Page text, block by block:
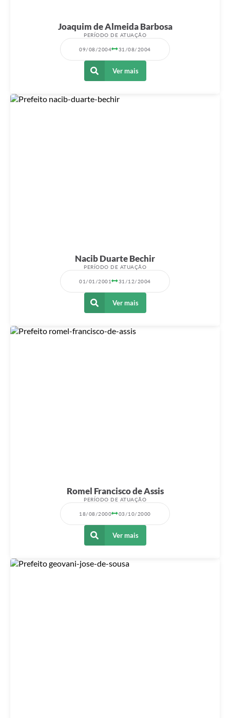
Joaquim de Almeida Barbosa
PERÍODO DE ATUAÇÃO
09/08/2004 31/08/2004
Ver mais
Nacib Duarte Bechir
PERÍODO DE ATUAÇÃO
01/01/2001 31/12/2004
Ver mais
Romel Francisco de Assis
PERÍODO DE ATUAÇÃO
18/08/2000 03/10/2000
Ver mais